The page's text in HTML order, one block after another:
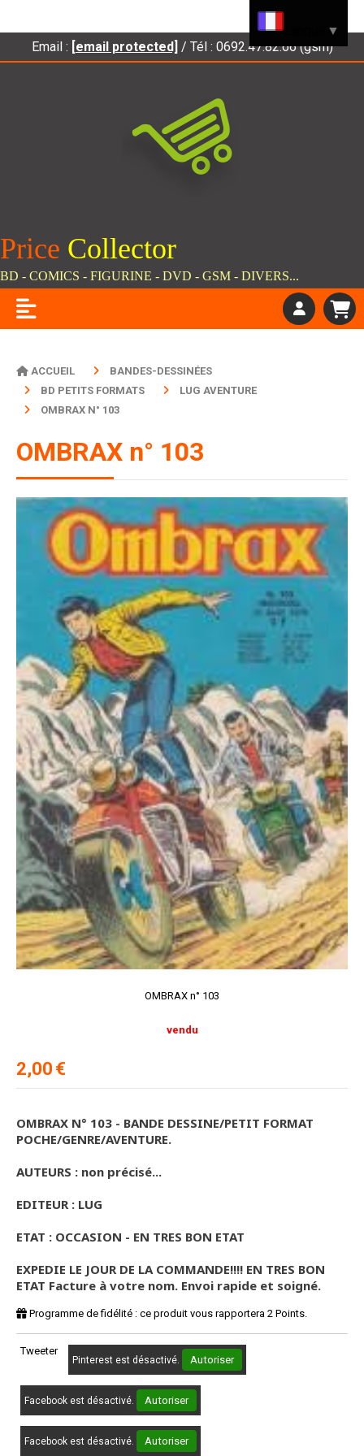
Email : [email protected] / Tél : 0692.47.82.66 (gsm)
Price Collector
BD - COMICS - FIGURINE - DVD - GSM - DIVERS...
ACCUEIL
BANDES-DESSINÉES
BD PETITS FORMATS
LUG AVENTURE
OMBRAX N° 103
OMBRAX n° 103
OMBRAX n° 103
2,00 €
vendu
OMBRAX N° 103 - BANDE DESSINE/PETIT FORMAT
POCHE/GENRE/AVENTURE.
AUTEURS : non précisé...
EDITEUR : LUG
ETAT : OCCASION - EN TRES BON ETAT
EXPEDIE LE JOUR DE LA COMMANDE!!!! EN TRES BON
ETAT Facture à votre nom. Envoi rapide et soigné.
Programme de fidélité : ce produit vous rapportera 2 Points.
Tweeter
Pinterest est désactivé. Autoriser
Facebook est désactivé. Autoriser
Facebook est désactivé. Autoriser
▼